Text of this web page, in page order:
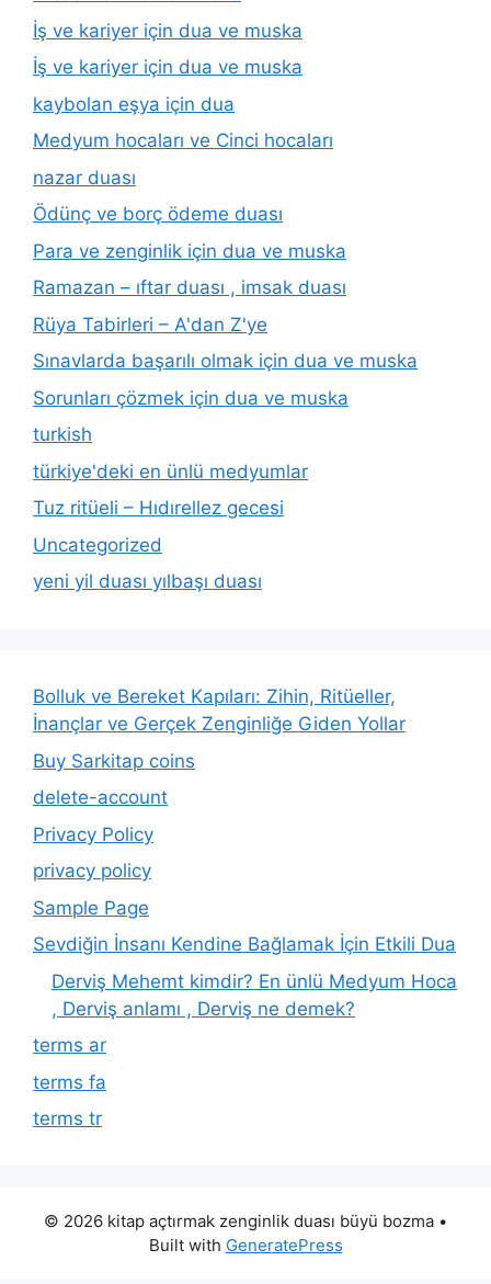
İş ve kariyer için dua ve muska
İş ve kariyer için dua ve muska
kaybolan eşya için dua
Medyum hocaları ve Cinci hocaları
nazar duası
Ödünç ve borç ödeme duası
Para ve zenginlik için dua ve muska
Ramazan – ıftar duası , imsak duası
Rüya Tabirleri – A'dan Z'ye
Sınavlarda başarılı olmak için dua ve muska
Sorunları çözmek için dua ve muska
turkish
türkiye'deki en ünlü medyumlar
Tuz ritüeli – Hıdırellez gecesi
Uncategorized
yeni yil duası yılbaşı duası
Bolluk ve Bereket Kapıları: Zihin, Ritüeller,
İnançlar ve Gerçek Zenginliğe Giden Yollar
Buy Sarkitap coins
delete-account
Privacy Policy
privacy policy
Sample Page
Sevdiğin İnsanı Kendine Bağlamak İçin Etkili Dua
Derviş Mehemt kimdir? En ünlü Medyum Hoca
, Derviş anlamı , Derviş ne demek?
terms ar
terms fa
terms tr
© 2026 kitap açtırmak zenginlik duası büyü bozma •
Built with GeneratePress